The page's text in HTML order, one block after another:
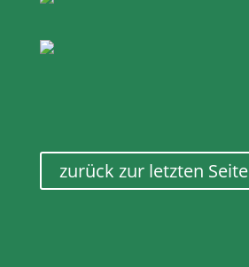
zurück zur letzten Seite